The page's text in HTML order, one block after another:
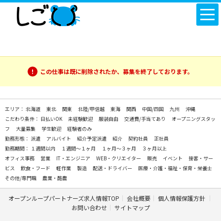
この仕事は既に削除されたか、募集を終了しております。
エリア： 北海道 東北 関東 北陸/甲信越 東海 関西 中国/四国 九州
沖縄
こだわり条件： 日払いOK 未経験歓迎 服装自由 交通費/手当てあり
オープニングスタッ
フ
大量募集 学生歓迎
経験者のみ
勤務形態： 派遣 アルバイト 紹介予定派遣 紹介 契約社員
正社員
勤務期間： １週間以内 １週間～１ヶ月 １ヶ月～３ヶ月
３ヶ月以上
オフィス事務
営業 IT・エンジニア WEB・クリエイター 販売 イベント
接客・サー
ビス
飲食・フード 軽作業 製造 配送・ドライバー
医療・介護・福祉・保育・栄養士
その他/専門職
農業・酪農
オープンループパートナーズ求人情報TOP 会社概要
個人情報保護方針
お問い合わせ
サイトマップ